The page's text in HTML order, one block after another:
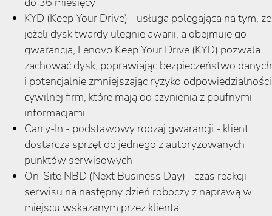
KYD (Keep Your Drive) - usługa polegająca na tym, że
jeżeli dysk twardy ulegnie awarii, a obejmuje go
gwarancja, Lenovo Keep Your Drive (KYD) pozwala
zachować dysk, poprawiając bezpieczeństwo danych
i potencjalnie zmniejszając ryzyko odpowiedzialności
cywilnej firm, które mają do czynienia z poufnymi
informacjami
Carry-In - podstawowy rodzaj gwarancji - klient
dostarcza sprzęt do jednego z autoryzowanych
punktów serwisowych
On-Site NBD (Next Business Day) - czas reakcji
serwisu na następny dzień roboczy z naprawą w
miejscu wskazanym przez klienta